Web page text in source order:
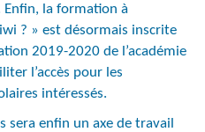
Enfin, la formation à
? » est désormais inscrite
2019-2020 de l’académie
l’accès pour les
intéressés.
sera enfin un axe de travail